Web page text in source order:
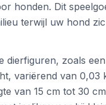
honden. Dit
terwijl uw hond
dierfiguren, zoals
variërend van 0,03
van 15 cm tot 30